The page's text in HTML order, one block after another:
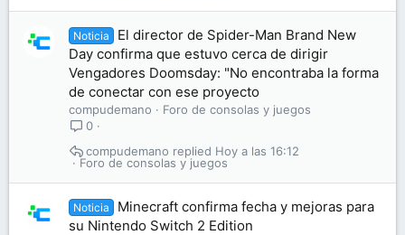
Noticia
El director de Spider-Man Brand New
Day confirma que estuvo cerca de dirigir
Vengadores Doomsday: "No encontraba la forma
de conectar con ese proyecto
compudemano
Foro de consolas y juegos
0
Foro de consolas y juegos
Hoy a las 16:12
compudemano
Noticia
Minecraft confirma fecha y mejoras para
su Nintendo Switch 2 Edition